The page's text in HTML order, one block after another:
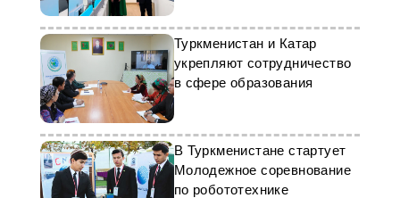
Туркменистан и Катар
укрепляют сотрудничество
в сфере образования
В Туркменистане стартует
Молодежное соревнование
по робототехнике